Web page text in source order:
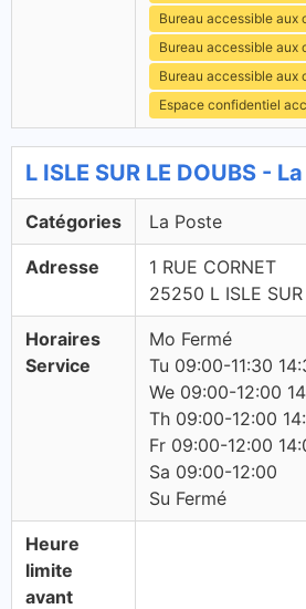
Bureau accessible aux
Bureau accessible aux
Bureau accessible
Espace confidentiel
L ISLE SUR LE DOUBS -
Catégories La Poste
Adresse
1 RUE CORNET
25250 L ISLE
Horaires
Service
Mo Fermé
Tu 09:00-11:30
We 09:00-12:00
Th 09:00-12:00
Fr 09:00-12:00
Sa 09:00-12:00
Su Fermé
Heure
limite
avant